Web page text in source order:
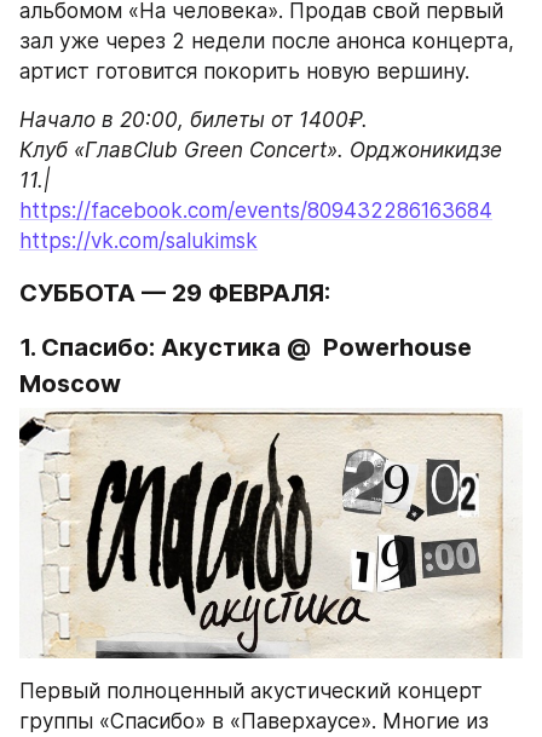
альбомом «На человека». Продав свой первый
зал уже через 2 недели после анонса концерта,
артист готовится покорить новую вершину.
Начало в 20:00, билеты от 1400₽.
Клуб «ГлавClub Green Concert». Орджоникидзе
11.|
https://facebook.com/events/809432286163684
https://vk.com/salukimsk
СУББОТА — 29 ФЕВРАЛЯ:
1. Спасибо: Акустика @  Powerhouse
Moscow
Первый полноценный акустический концерт
группы «Спасибо» в «Паверхаусе». Многие из